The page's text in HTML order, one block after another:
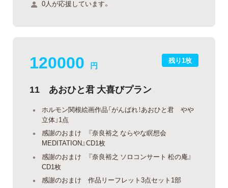
0人が応援しています。
残り1枚
120000 円
11 あおひと君 大喜びプラン
ホルモン関根絵画作品「がんばれ！あおひと君 やや
立体」1点
感謝のおまけ 『奈良裕之 ならやな瞑想会
MEDITATION』CD1枚
感謝のおまけ 『奈良裕之 ソロコンサート 松の庵』
CD1枚
感謝のおまけ 作品リーフレット3点セット1部